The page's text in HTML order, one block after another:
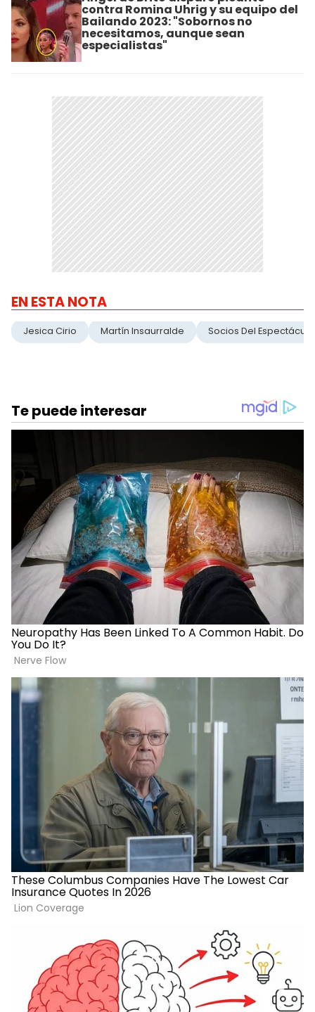
contra Romina Uhrig y su equipo del
Bailando 2023: "Sobornos no
necesitamos, aunque sean
especialistas"
EN ESTA NOTA
Jesica Cirio Martín Insaurralde Socios Del Espectáculo